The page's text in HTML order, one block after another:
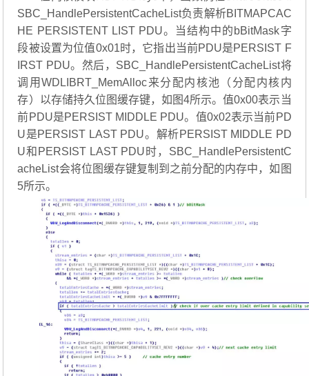
SBC_HandlePersistentCacheList负责解析BITMAPCAC
HE PERSISTENT LIST PDU。当结构中的bBitMask字
段被设置为位值0x01时，它指出当前PDU是PERSIST F
IRST PDU。然后，SBC_HandlePersistentCacheList将
调用WDLIBRT_MemAlloc来分配内核池（分配内核内
存）以存储持久位图缓存键，如图4所示。值0x00表示当
前PDU是PERSIST MIDDLE PDU。值0x02表示当前PD
U是PERSIST LAST PDU。解析PERSIST MIDDLE PD
U和PERSIST LAST PDU时，SBC_HandlePersistentC
acheList会将位图缓存键复制到之前分配的内存中，如图
5所示。